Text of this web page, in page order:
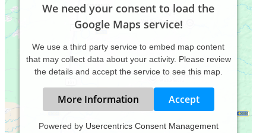
We need your consent to load the
Google Maps service!
We use a third party service to embed map content
that may collect data about your activity. Please review
the details and accept the service to see this map.
More Information Accept
Powered by Usercentrics Consent Management